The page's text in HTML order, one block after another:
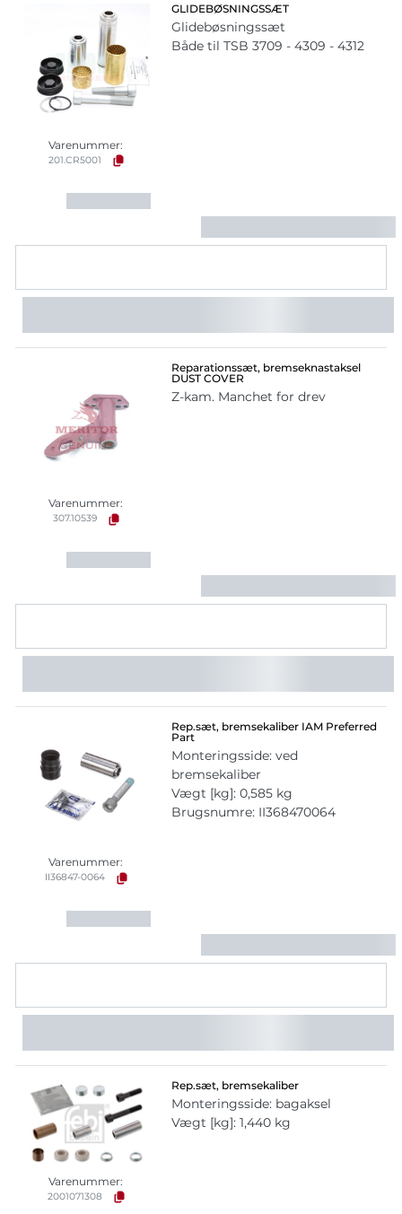
Varenummer:
201.CR5001
GLIDEBØSNINGSSÆT
Glidebøsningssæt
Både til TSB 3709 - 4309 - 4312
Varenummer:
307.10539
Reparationssæt, bremseknastaksel
DUST COVER
Z-kam. Manchet for drev
Varenummer:
II36847-0064
Rep.sæt, bremsekaliber IAM Preferred
Part
Monteringsside: ved
bremsekaliber
Vægt [kg]: 0,585 kg
Brugsnumre: II368470064
Varenummer:
2001071308
Rep.sæt, bremsekaliber
Monteringsside: bagaksel
Vægt [kg]: 1,440 kg